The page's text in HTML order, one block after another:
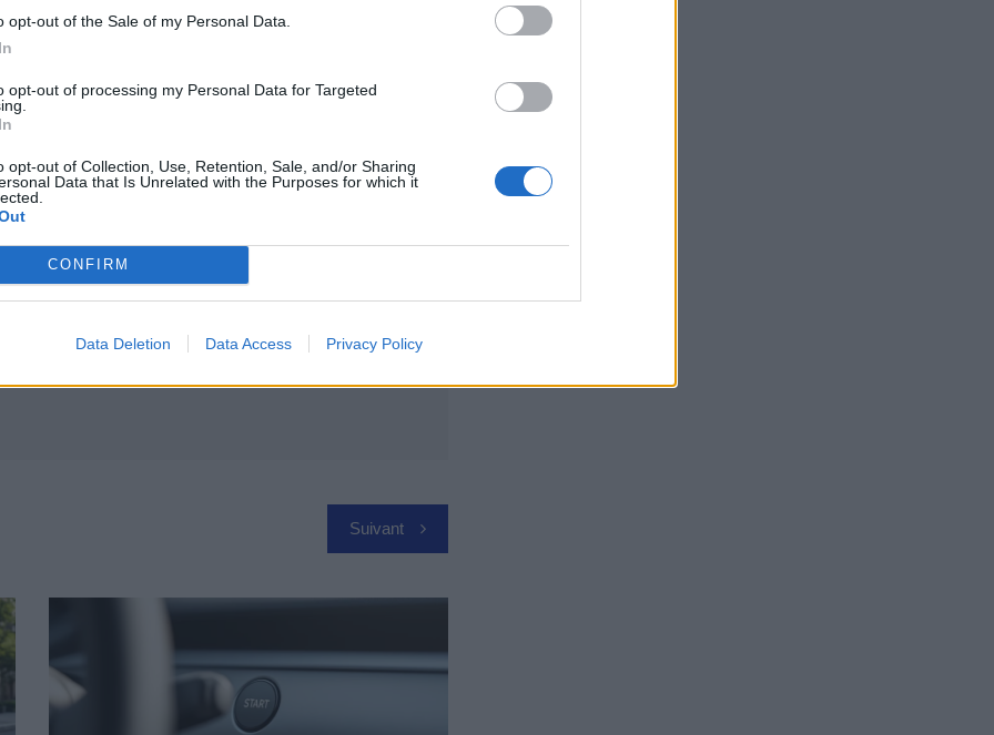
opt-out of the Sale of my Personal Data.
opt-out of processing my Personal Data for Targeted
opt-out of Collection, Use, Retention, Sale, and/or Sharing
Data that Is Unrelated with the Purposes for which it
CONFIRM
Data Deletion Data Access Privacy Policy
en début d’année lors du CES de Las Vegas, sera
est attendue pour 2026. La concurrence
Classe C électrique, aussi prévue pour l’année
Suivant